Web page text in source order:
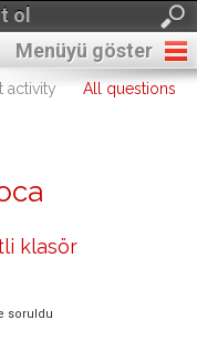
ol
Menüyü göster
activity
All questions
klasör
soruldu